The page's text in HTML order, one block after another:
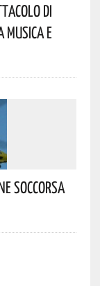
Di
Musica E
Soccorsa